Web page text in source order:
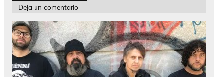
Deja un comentario